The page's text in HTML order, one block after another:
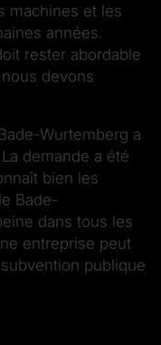
machines et les
années.
rester abordable
nous devons
Wurtemberg a
demande a été
bien les
Bade-
dans tous les
entreprise peut
publique